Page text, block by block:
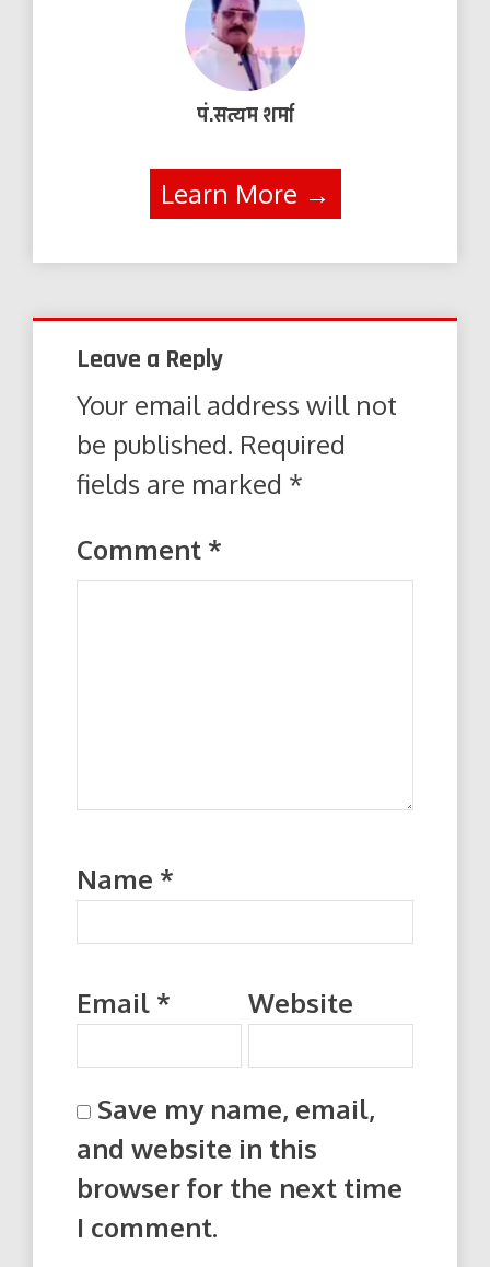
पं.सत्यम शर्मा
Learn More →
Leave a Reply
Your email address will not
be published. Required
fields are marked *
Comment *
Name *
Email * Website
Save my name, email,
and website in this
browser for the next time
I comment.